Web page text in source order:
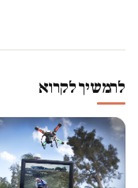
להמשיך לקרוא